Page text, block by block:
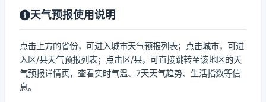
天气预报使用说明
点击上方的省份，可进入城市天气预报列表；点击城市，可进
入区/县天气预报列表；点击区/县，可直接跳转至该地区的天
气预报详情页，查看实时气温、7天天气趋势、生活指数等信
息。